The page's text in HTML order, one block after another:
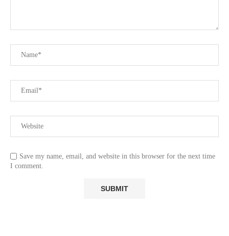
Save my name, email, and website in this browser for the next time
I comment.